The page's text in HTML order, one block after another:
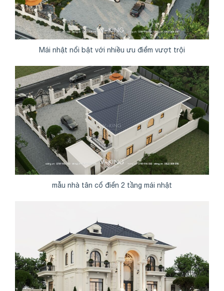
Mái nhật nổi bật với nhiều ưu điểm vượt trội
mẫu nhà tân cổ điển 2 tầng mái nhật